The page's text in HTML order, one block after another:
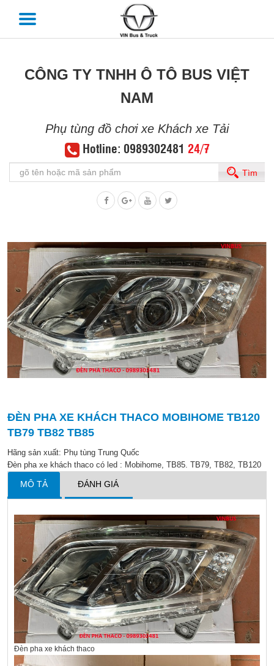
CÔNG TY TNHH Ô TÔ BUS VIỆT
NAM
Phụ tùng đồ chơi xe Khách xe Tải
Hotline: 0989302481 24/7
Tìm
ĐÈN PHA XE KHÁCH THACO MOBIHOME TB120
TB79 TB82 TB85
Hãng sản xuất: Phụ tùng Trung Quốc
Đèn pha xe khách thaco có led : Mobihome, TB85. TB79, TB82, TB120
MÔ TẢ ĐÁNH GIÁ
Đèn pha xe khách thaco